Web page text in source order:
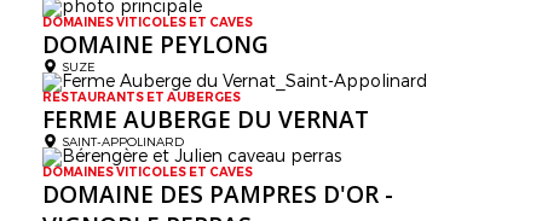
DOMAINES VITICOLES ET CAVES
DOMAINE PEYLONG
SUZE
RESTAURANTS ET AUBERGES
FERME AUBERGE DU VERNAT
SAINT-APPOLINARD
DOMAINES VITICOLES ET CAVES
DOMAINE DES PAMPRES D'OR -